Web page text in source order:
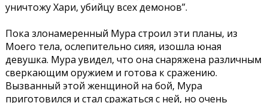
уничтожу Хари, убийцу всех демонов”.
Пока злонамеренный Мура строил эти планы, из
Моего тела, ослепительно сияя, изошла юная
девушка. Мура увидел, что она снаряжена различным
сверкающим оружием и готова к сражению.
Вызванный этой женщиной на бой, Мура
приготовился и стал сражаться с ней, но очень